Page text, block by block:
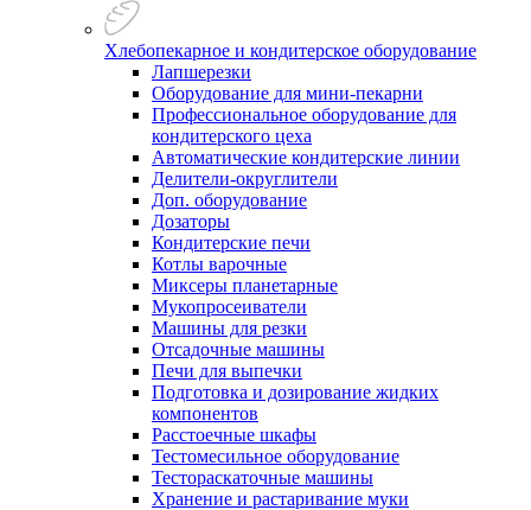
Хлебопекарное и кондитерское оборудование
Лапшерезки
Оборудование для мини-пекарни
Профессиональное оборудование для
кондитерского цеха
Автоматические кондитерские линии
Делители-округлители
Доп. оборудование
Дозаторы
Кондитерские печи
Котлы варочные
Миксеры планетарные
Мукопросеиватели
Машины для резки
Отсадочные машины
Печи для выпечки
Подготовка и дозирование жидких
компонентов
Расстоечные шкафы
Тестомесильное оборудование
Тестораскаточные машины
Хранение и растаривание муки